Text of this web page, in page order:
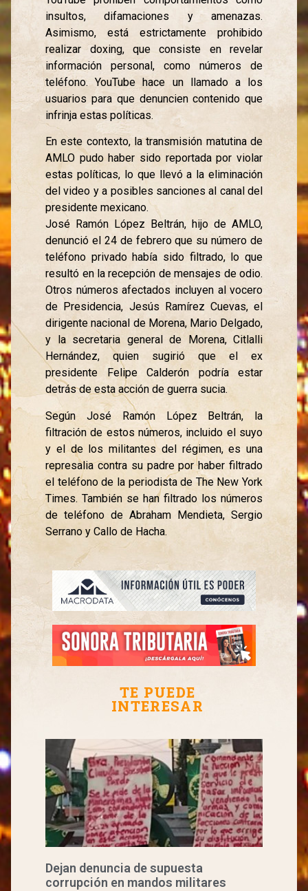
insultos, difamaciones y amenazas.
Asimismo, está estrictamente prohibido
realizar doxing, que consiste en revelar
información personal, como números de
teléfono. YouTube hace un llamado a los
usuarios para que denuncien contenido que
infrinja estas políticas.
En este contexto, la transmisión matutina de
AMLO pudo haber sido reportada por violar
estas políticas, lo que llevó a la eliminación
del video y a posibles sanciones al canal del
presidente mexicano.
José Ramón López Beltrán, hijo de AMLO,
denunció el 24 de febrero que su número de
teléfono privado había sido filtrado, lo que
resultó en la recepción de mensajes de odio.
Otros números afectados incluyen al vocero
de Presidencia, Jesús Ramírez Cuevas, el
dirigente nacional de Morena, Mario Delgado,
y la secretaria general de Morena, Citlalli
Hernández, quien sugirió que el ex
presidente Felipe Calderón podría estar
detrás de esta acción de guerra sucia.
Según José Ramón López Beltrán, la
filtración de estos números, incluido el suyo
y el de los militantes del régimen, es una
represalia contra su padre por haber filtrado
el teléfono de la periodista de The New York
Times. También se han filtrado los números
de teléfono de Abraham Mendieta, Sergio
Serrano y Callo de Hacha.
TE PUEDE
INTERESAR
Dejan denuncia de supuesta
corrupción en mandos militares